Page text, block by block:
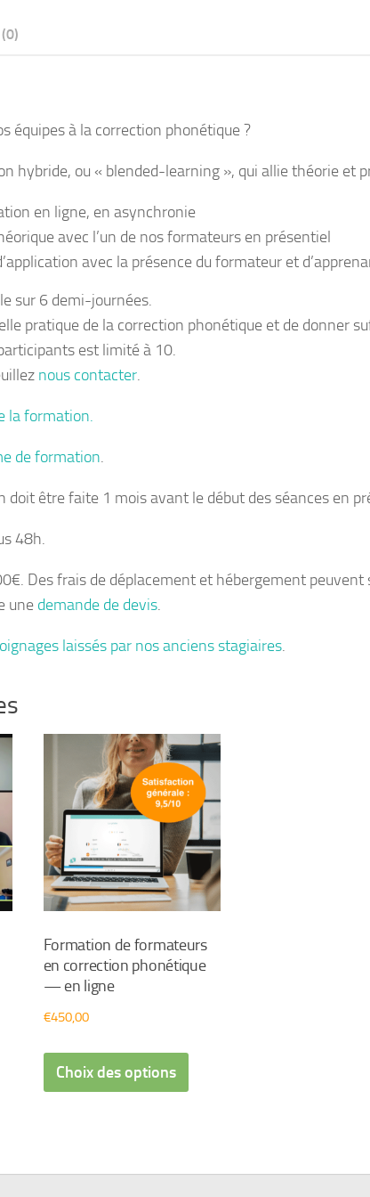
site
équipes à la correction phonétique ?
hybride, ou « blended-learning », qui allie théorie et
en ligne, en asynchronie
avec l’un de nos formateurs en présentiel
avec la présence du formateur et
sur 6 demi-journées.
pratique de la correction phonétique et de donner
est limité à 10.
nous contacter.
la formation.
de formation.
doit être faite 1 mois avant le début des séances en
48h.
Des frais de déplacement et hébergement peuvent
une demande de devis.
laissés par nos anciens stagiaires.
Formation de formateurs
en correction phonétique
— en ligne
€450,00
Choix des options
Ce
a
Les